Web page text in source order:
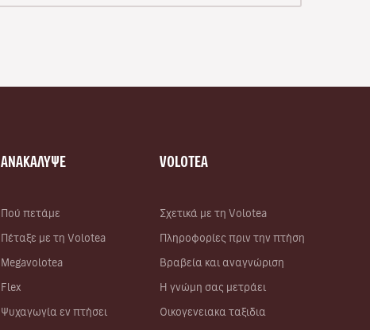
ΑΝΑΚΑΛΥΨΕ
Πού πετάμε
Πέταξε με τη Volotea
Megavolotea
Flex
Ψυχαγωγία εν πτήσει
VOLOTEA
Σχετικά με τη Volotea
Πληροφορίες πριν την πτήση
Βραβεία και αναγνώριση
Η γνώμη σας μετράει
Οικογενειακα ταξιδια